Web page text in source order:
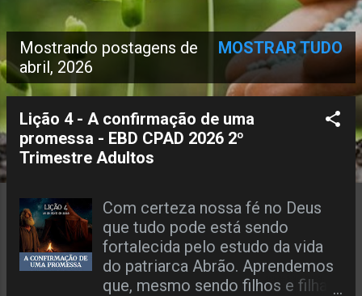
P
o
g
n
Mostrando postagens de
abril, 2026
MOSTRAR TUDO
Lição 4 - A confirmação de uma
promessa - EBD CPAD 2026 2º
Trimestre Adultos
Com certeza nossa fé no Deus
que tudo pode está sendo
fortalecida pelo estudo da vida
do patriarca Abrão. Aprendemos
que, mesmo sendo filhos e filhas